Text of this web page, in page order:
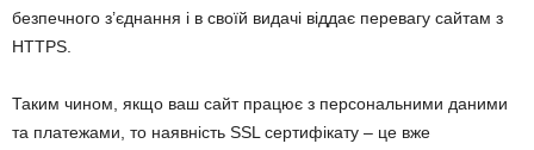
безпечного з’єднання і в своїй видачі віддає перевагу сайтам з
HTTPS.
Таким чином, якщо ваш сайт працює з персональними даними
та платежами, то наявність SSL сертифікату – це вже